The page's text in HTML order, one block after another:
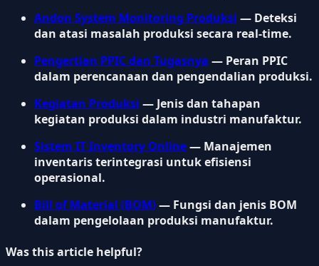
Andon System Monitoring Produksi — Deteksi
dan atasi masalah produksi secara real-time.
Pengertian PPIC dan Tugasnya — Peran PPIC
dalam perencanaan dan pengendalian produksi.
Kegiatan Produksi — Jenis dan tahapan
kegiatan produksi dalam industri manufaktur.
Sistem IT Inventory Online— Manajemen
inventaris terintegrasi untuk efisiensi
operasional.
Bill of Material (BOM)— Fungsi dan jenis BOM
dalam pengelolaan produksi manufaktur.
Was this article helpful?